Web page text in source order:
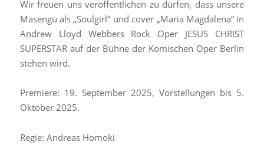
Wir freuen uns veröffentlichen zu dürfen, dass unsere
Masengu als „Soulgirl“ und cover „Maria Magdalena“ in
Andrew Lloyd Webbers Rock Oper JESUS CHRIST
SUPERSTAR auf der Bühne der Komischen Oper Berlin
stehen wird.
Premiere: 19. September 2025, Vorstellungen bis 5.
Oktober 2025.
Regie: Andreas Homoki